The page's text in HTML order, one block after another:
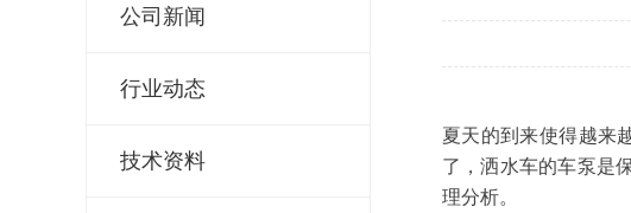
公司新闻
行业动态
技术资料
夏天的到来使得越来
了，洒水车的车泵是
理分析。